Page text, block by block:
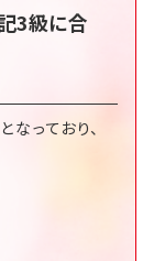
3級に合
なっており、